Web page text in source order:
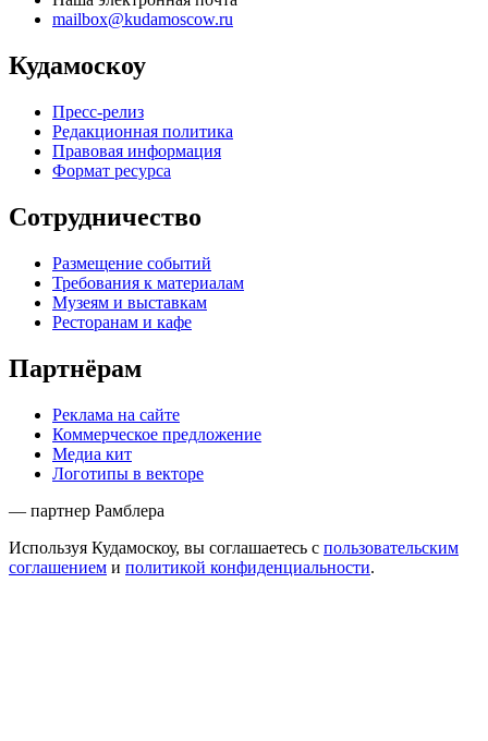
mailbox@kudamoscow.ru
Кудамоскоу
Пресс-релиз
Редакционная политика
Правовая информация
Формат ресурса
Сотрудничество
Размещение событий
Требования к материалам
Музеям и выставкам
Ресторанам и кафе
Партнёрам
Реклама на сайте
Коммерческое предложение
Медиа кит
Логотипы в векторе
— партнер Рамблера
Используя Кудамоскоу, вы соглашаетесь с пользовательским
соглашением и политикой конфиденциальности.